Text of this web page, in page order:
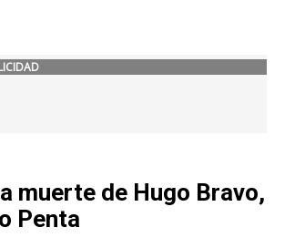
muerte de Hugo Bravo,
Penta